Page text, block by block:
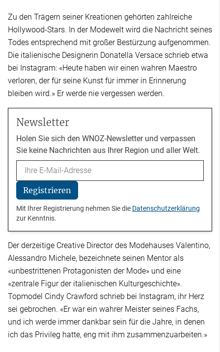
Zu den Trägern seiner Kreationen gehörten zahlreiche
Hollywood-Stars. In der Modewelt wird die Nachricht seines
Todes entsprechend mit großer Bestürzung aufgenommen.
Die italienische Designerin Donatella Versace schrieb etwa
bei Instagram: «Heute haben wir einen wahren Maestro
verloren, der für seine Kunst für immer in Erinnerung
bleiben wird.» Er werde nie vergessen werden.
Newsletter
Holen Sie sich den WNOZ-Newsletter und verpassen
Sie keine Nachrichten aus Ihrer Region und aller Welt.
Email
Registrieren
Mit Ihrer Registrierung nehmen Sie die Datenschutzerklärung
zur Kenntnis.
Der derzeitige Creative Director des Modehauses Valentino,
Alessandro Michele, bezeichnete seinen Mentor als
«unbestrittenen Protagonisten der Mode» und eine
«zentrale Figur der italienischen Kulturgeschichte».
Topmodel Cindy Crawford schrieb bei Instagram, ihr Herz
sei gebrochen. «Er war ein wahrer Meister seines Fachs,
und ich werde immer dankbar sein für die Jahre, in denen
ich das Privileg hatte, eng mit ihm zusammenzuarbeiten.»